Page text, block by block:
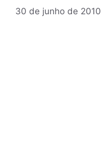
30 de junho de 2010